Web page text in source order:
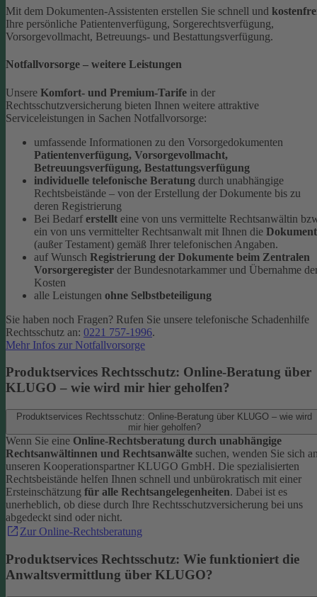
Mit dem Dokumenten-Assistenten erstellen Sie schnell und
Ihre persönliche Patientenverfügung, Sorgerechtsverfügung,
Vorsorgevollmacht, Betreuungs- und Bestattungsverfügung.
Notfallvorsorge – weitere Leistungen
Unsere Komfort- und Premium-Tarife in der
Rechtsschutzversicherung bieten Ihnen weitere attraktive
Serviceleistungen in Sachen Notfallvorsorge:
umfassende Informationen zu den Vorsorgedokumenten
Patientenverfügung, Vorsorgevollmacht,
Betreuungsverfügung, Bestattungsverfügung
individuelle telefonische Beratung durch unabhängige
Rechtsbeistände – von der Erstellung der Dokumente bis zu
deren Registrierung
Bei Bedarf erstellt eine von uns vermittelte Rechtsanwältin
ein von uns vermittelter Rechtsanwalt mit Ihnen die
(außer Testament) gemäß Ihrer telefonischen Angaben.
auf Wunsch Registrierung der Dokumente beim Zentralen
Vorsorgeregister der Bundesnotarkammer und Übernahme
Kosten
alle Leistungen ohne Selbstbeteiligung
Sie haben noch Fragen? Rufen Sie unsere telefonische Schadenhilfe
Rechtsschutz an: 0221 757-1996.
Mehr Infos zur Notfallvorsorge
Produktservices Rechtsschutz: Online-Beratung über
KLUGO – wie wird mir hier geholfen?
Produktservices Rechtsschutz: Online-Beratung über KLUGO – wie wird
mir hier geholfen?
Wenn Sie eine Online-Rechtsberatung durch unabhängige
Rechtsanwältinnen und Rechtsanwälte suchen, wenden Sie sich
unseren Kooperationspartner KLUGO GmbH. Die spezialisierten
Rechtsbeistände helfen Ihnen schnell und unbürokratisch mit einer
Ersteinschätzung für alle Rechtsangelegenheiten. Dabei ist es
unerheblich, ob diese durch Ihre Rechtsschutzversicherung bei uns
abgedeckt sind oder nicht.
Zur Online-Rechtsberatung
Produktservices Rechtsschutz: Wie funktioniert die
Anwaltsvermittlung über KLUGO?